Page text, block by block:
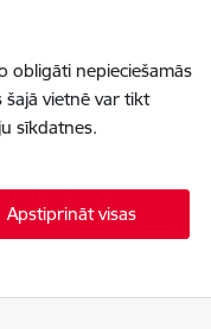
obligāti nepieciešamās
vietnē var tikt
sīkdatnes.
Apstiprināt visas